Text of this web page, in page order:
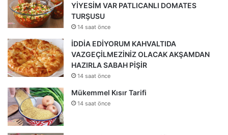
YİYESİM VAR PATLICANLI DOMATES
TURŞUSU
14 saat önce
İDDİA EDİYORUM KAHVALTIDA
VAZGEÇİLMEZİNİZ OLACAK AKŞAMDAN
HAZIRLA SABAH PİŞİR
14 saat önce
Mükemmel Kısır Tarifi
14 saat önce